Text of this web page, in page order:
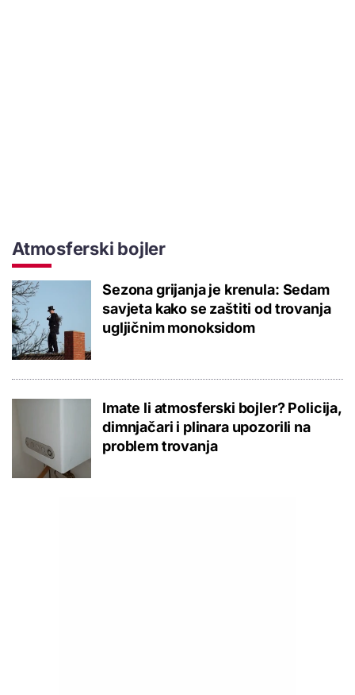
Atmosferski bojler
Sezona grijanja je krenula: Sedam
savjeta kako se zaštiti od trovanja
ugljičnim monoksidom
Imate li atmosferski bojler? Policija,
dimnjačari i plinara upozorili na
problem trovanja